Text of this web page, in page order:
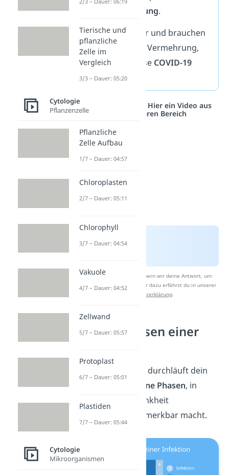
Mandelentzündung.
Virensind kleiner und brauchen
Körperzellen zur Vermehrung,
wie beispielsweise COVID-19
oder dieGrippe
Studyflix vernetzt: Hier ein Video aus
einem anderen Bereich
Nach Beantwortung speichern wir deine Antwort, um
Studyflix zu verbessern. Mehr dazu erfährst du in unserer
Datenschutzerklärung
Die vier Phasen einer
durchläuft dein
verschiedene Phasen, in
denen sich die Krankheit
unterschiedlich bemerkbar macht.
Tierische und
pflanzliche
Zelle im
Vergleich
3/3 – Dauer: 05:20
Cytologie
Pflanzenzelle
Pflanzliche
Zelle Aufbau
1/7 – Dauer: 04:57
Chloroplasten
2/7 – Dauer: 05:11
Chlorophyll
3/7 – Dauer: 04:54
Vakuole
4/7 – Dauer: 04:52
Zellwand
5/7 – Dauer: 05:57
Protoplast
6/7 – Dauer: 05:01
Plastiden
7/7 – Dauer: 05:44
Cytologie
Mikroorganismen